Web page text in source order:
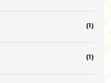
(1)
(1)